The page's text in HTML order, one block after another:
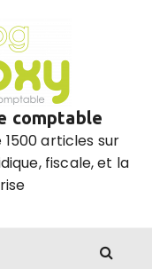
comptable
1500 articles sur
fiscale, et la